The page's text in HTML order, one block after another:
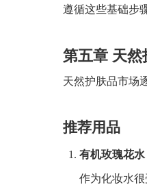
遵循这些基础步
第五章 天
天然护肤品市场
推荐用品
有机玫瑰花水
作为化妆水